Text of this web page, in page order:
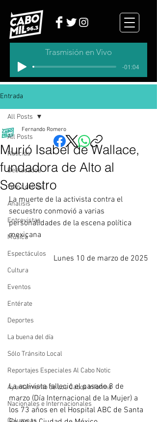
Trasmisión en Vivo
-01:04
Entrada
All Posts
Noticias
Destacados
Tema del dia
Analisis
Entrevistas
Música
Espectáculos
Cultura
Eventos
Entérate
Deportes
La buena del día
Sólo Tránsito Local
Reportajes Especiales Al Cabo Notic
Ayuntamiento de Los Cabos Informa
Nacionales e Internacionales
All Posts
Murió Isabel de Wallace,
fundadora de Alto al
Secuestro
Fernando Romero
La muerte de la activista contra el
secuestro conmovió a varias
personalidades de la escena política
mexicana
Lunes 10 de marzo de 2025
La activista falleció el pasado 8 de
marzo (Día Internacional de la Mujer) a
los 73 años en el Hospital ABC de Santa